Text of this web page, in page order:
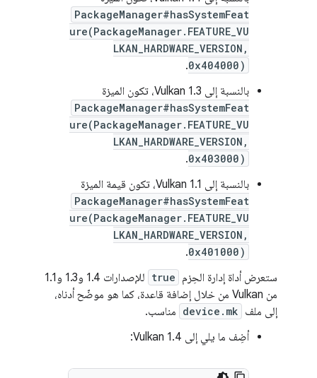
PackageManager#hasSystemFeat
ure(PackageManager.FEATURE_VU
LKAN_HARDWARE_VERSION,
0x404000)
.
بالنسبة إلى Vulkan 1.3، تكون الميزة
PackageManager#hasSystemFeat
ure(PackageManager.FEATURE_VU
LKAN_HARDWARE_VERSION,
0x403000)
.
بالنسبة إلى Vulkan 1.1، تكون قيمة الميزة
PackageManager#hasSystemFeat
ure(PackageManager.FEATURE_VU
LKAN_HARDWARE_VERSION,
0x401000)
.
ستعرض أداة إدارة الحِزم true
للإصدارات 1.4 و1.3 و1.1
من Vulkan من خلال إضافة قاعدة، كما هو موضّح أدناه،
إلى ملف device.mk مناسب.
أضِف ما يلي إلى Vulkan 1.4: